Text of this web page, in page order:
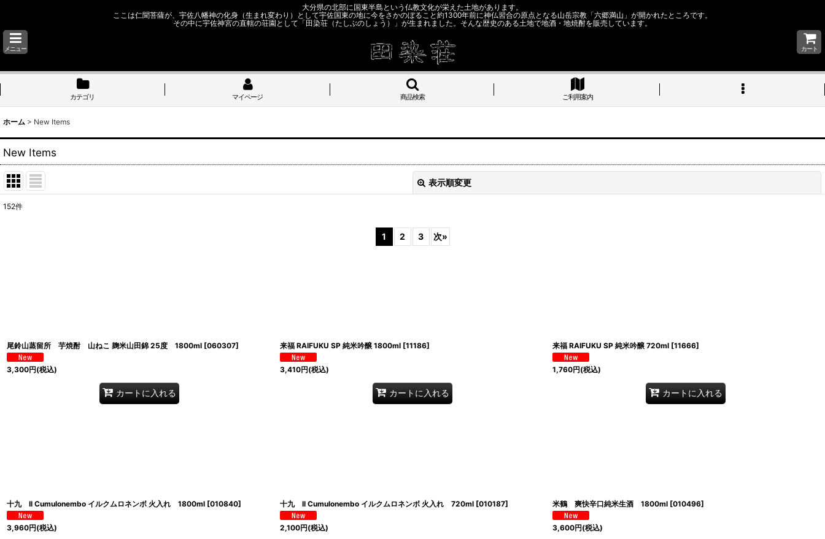
大分県の北部に国東半島という仏教文化が栄えた土地があります。
ここは仁聞菩薩が、宇佐八幡神の化身（生まれ変わり）として宇佐国東の地に今をさかのぼること約1300年前に神仏習合の原点となる山岳宗教「六郷満山」が開かれたところです。
その中に宇佐神宮の直轄の荘園として「田染荘（たしぶのしょう）」が生まれました。そんな歴史のある土地で地酒・地焼酎を販売しています。
メニュー カート
カテゴリ マイページ 商品検索 ご利用案内
ホーム > New Items
New Items
表示順変更
152件
1 2 3 次»
尾鈴山蒸留所 芋焼酎 山ねこ 麹米山田錦 25度 1800ml [060307]
3,300円(税込)
カートに入れる
来福 RAIFUKU SP 純米吟醸 1800ml [11186]
3,410円(税込)
カートに入れる
来福 RAIFUKU SP 純米吟醸 720ml [11666]
1,760円(税込)
カートに入れる
十九 Il Cumulonembo イルクムロネンボ 火入れ 1800ml [010840]
3,960円(税込)
十九 Il Cumulonembo イルクムロネンボ 火入れ 720ml [010187]
2,100円(税込)
米鶴 爽快辛口純米生酒 1800ml [010496]
3,600円(税込)